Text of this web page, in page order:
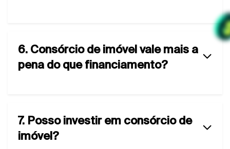
6. Consórcio de imóvel vale mais a
pena do que financiamento?
7. Posso investir em consórcio de
imóvel?